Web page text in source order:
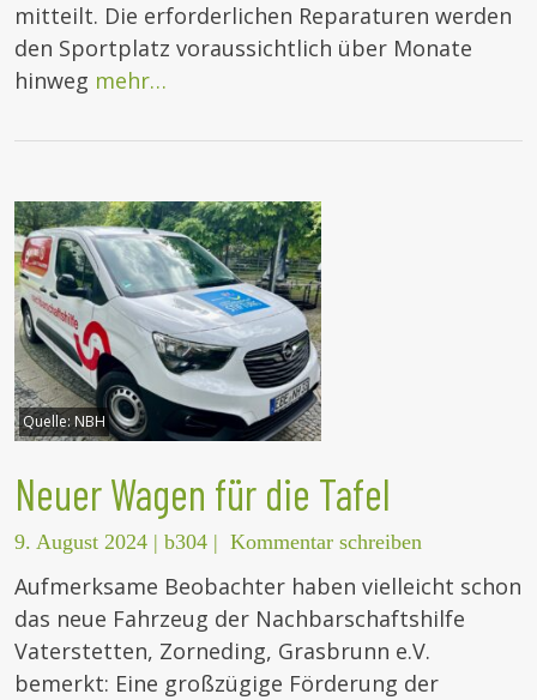
mitteilt. Die erforderlichen Reparaturen werden
den Sportplatz voraussichtlich über Monate
hinweg mehr…
Quelle:NBH
Neuer Wagen für die Tafel
9. August 2024 | b304 | Kommentar schreiben
Aufmerksame Beobachter haben vielleicht schon
das neue Fahrzeug der Nachbarschaftshilfe
Vaterstetten, Zorneding, Grasbrunn e.V.
bemerkt: Eine großzügige Förderung der